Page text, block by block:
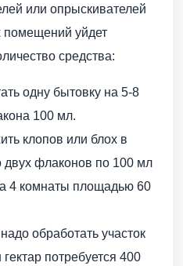
или опрыскивателей
помещений уйдет
средства:
одну бытовку на 5-8
100 мл.
клопов или блох в
двух флаконов по 100 мл
4 комнаты площадью 60
обработать участок
потребуется 400